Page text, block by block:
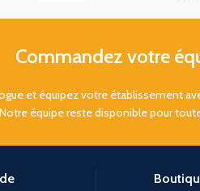
Commandez votre
et équipez votre établissement
Notre équipe reste disponible pour